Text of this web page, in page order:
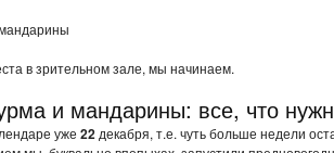
в зрительном зале, мы начинаем.
и мандарины: все, что
уже 22 декабря, т.е. чуть больше недели